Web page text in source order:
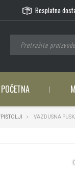
Besplatna
POČETNA
VAZDUSNA